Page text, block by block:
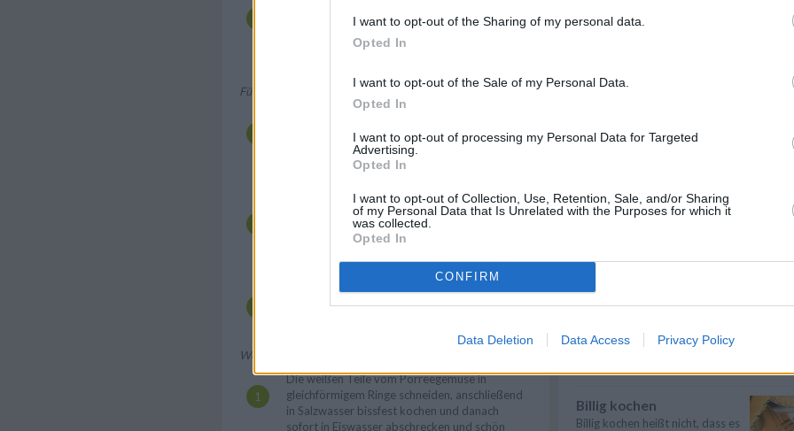
I want to opt-out of the Sharing of my personal data.
Opted In
I want to opt-out of the Sale of my Personal Data.
Opted In
I want to opt-out of processing my Personal Data for Targeted
Advertising.
Opted In
I want to opt-out of Collection, Use, Retention, Sale, and/or Sharing
of my Personal Data that Is Unrelated with the Purposes for which it
was collected.
Opted In
CONFIRM
Data Deletion Data Access Privacy Policy
Frischhaltefolie ausgelegte Form füllen und ins
Wasserbad (ca. 70°C) stellen, bedeckt im
Backrohr bei 120°C etwa 1 Stunde pochieren,
Für die Palatschinken:
Dazu alle Zutaten wie Milch, Ei, Mehl und Salz
kurz anrühren und mindestens 30-60 Minuten
ruhen lassen. Je nach Geschmack noch
gehackte Kräuter in den Palatschinken-Teig
Butter in einer Pfanne weich werden lassen, ein
wenig Teig eingießen und durch Schwenken in
der Pfanne auftragen und backen. Ist die
Diesen Vorgang wiederholen bis der Teig
Weitere Zubereitung:
Die weißen Teile vom Porreegemüse in
gleichförmigem Ringe schneiden, anschließend
in Salzwasser bissfest kochen und danach
sofort in Eiswasser abschrecken und schön
Artikelempfehlung
Wer Eier kochen will, sollte in
Meeresfrüchte kochen
sind besondere De... » mehr
lecker und kann immer wieder
Gemüse kochen - Gemüse ist
Billig kochen
Billig kochen heißt nicht, dass es